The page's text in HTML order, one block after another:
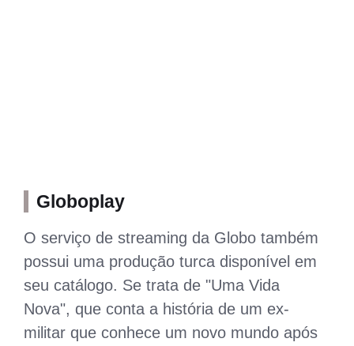
Globoplay
O serviço de streaming da Globo também
possui uma produção turca disponível em
seu catálogo. Se trata de "Uma Vida
Nova", que conta a história de um ex-
militar que conhece um novo mundo após